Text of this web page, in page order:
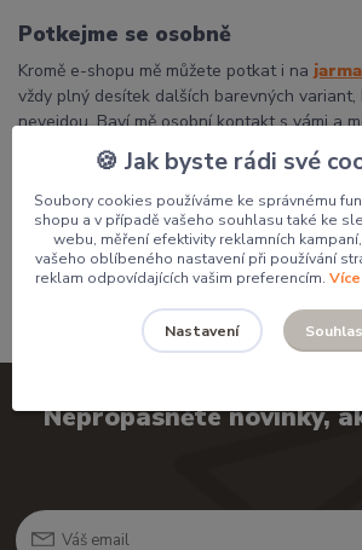
Potkejme se osobně
Kromě e-shopu mě můžete potkat i na
vždy plný desítek dalších barevných
nevejdou. Baví mě osobní kontakt s vámi a
výběrem přímo na místě.
Děkuji, že podporujete poctivou českou
výrobkům domov.
Pavlína
Nepropásněte novinky,
🍪 Jak byste rádi své
Soubory cookies používáme ke správnému
shopu a v případě vašeho souhlasu také ke
webu, měření efektivity reklamních
vašeho oblíbeného nastavení při používání
reklam odpovídajících vašim preferencím.
Nastavení